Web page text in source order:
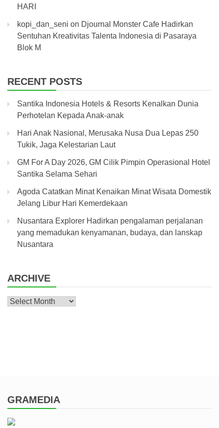
HARI
kopi_dan_seni on Djournal Monster Cafe Hadirkan
Sentuhan Kreativitas Talenta Indonesia di Pasaraya
Blok M
RECENT POSTS
Santika Indonesia Hotels & Resorts Kenalkan Dunia
Perhotelan Kepada Anak-anak
Hari Anak Nasional, Merusaka Nusa Dua Lepas 250
Tukik, Jaga Kelestarian Laut
GM For A Day 2026, GM Cilik Pimpin Operasional Hotel
Santika Selama Sehari
Agoda Catatkan Minat Kenaikan Minat Wisata Domestik
Jelang Libur Hari Kemerdekaan
Nusantara Explorer Hadirkan pengalaman perjalanan
yang memadukan kenyamanan, budaya, dan lanskap
Nusantara
ARCHIVE
Archive
GRAMEDIA